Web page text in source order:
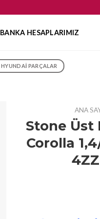
BANKA HESAPLARIMIZ
HYUNDAI PARÇALAR
ANA
Stone Üst
Corolla